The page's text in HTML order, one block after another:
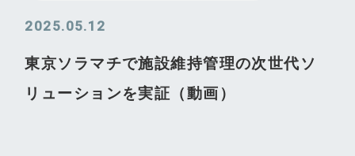
2025.05.12
東京ソラマチで施設維持管理の次世代ソ
リューションを実証（動画）